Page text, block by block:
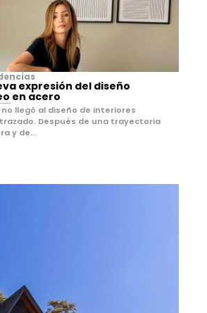
expresión del diseño
en acero
llegó al diseño de interiores
Después de una trayectoria
y de...